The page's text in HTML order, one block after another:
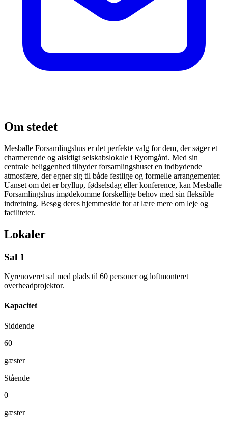
Om stedet
Mesballe Forsamlingshus er det perfekte valg for dem, der søger et
charmerende og alsidigt selskabslokale i Ryomgård. Med sin
centrale beliggenhed tilbyder forsamlingshuset en indbydende
atmosfære, der egner sig til både festlige og formelle arrangementer.
Uanset om det er bryllup, fødselsdag eller konference, kan Mesballe
Forsamlingshus imødekomme forskellige behov med sin fleksible
indretning. Besøg deres hjemmeside for at lære mere om leje og
faciliteter.
Lokaler
Sal 1
Nyrenoveret sal med plads til 60 personer og loftmonteret
overheadprojektor.
Kapacitet
Siddende
60
gæster
Stående
0
gæster